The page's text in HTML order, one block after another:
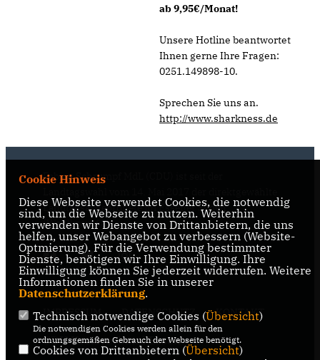
ab 9,95€/Monat!
Unsere Hotline beantwortet
Ihnen gerne Ihre Fragen:
0251.149898-10.
Sprechen Sie uns an.
http://www.sharkness.de
Fabian Schrumpf MdL (CDU) ist seit der
Landtagsabgeordnete im Essener Süden
(Wahlkreis 68).
IMPRESSUM DATENSCHUTZ KONTAKT
CDU Kreisverband Essen
Cookie Hinweis
Diese Webseite verwendet Cookies, die notwendig
sind, um die Webseite zu nutzen. Weiterhin
verwenden wir Dienste von Drittanbietern, die uns
helfen, unser Webangebot zu verbessern (Website-
Optmierung). Für die Verwendung bestimmter
Dienste, benötigen wir Ihre Einwilligung. Ihre
Einwilligung können Sie jederzeit widerrufen. Weitere
Informationen finden Sie in unserer
Datenschutzerklärung.
Technisch notwendige Cookies (Übersicht)
Die notwendigen Cookies werden allein für den
ordnungsgemäßen Gebrauch der Webseite benötigt.
Cookies von Drittanbietern (Übersicht)